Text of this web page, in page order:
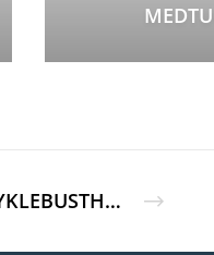
MYKLEBUSTHAUG MANAGEMENT AS